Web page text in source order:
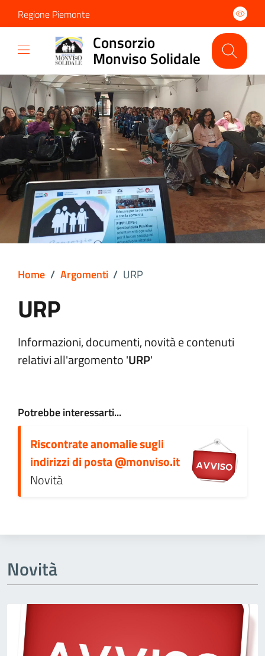
Regione Piemonte
Consorzio
Monviso Solidale
Home / Argomenti / URP
URP
Dettagli argomento
Informazioni, documenti, novità e contenuti
relativi all'argomento 'URP'
Potrebbe interessarti...
Riscontrate anomalie sugli
indirizzi di posta @monviso.it
Novità
Novità